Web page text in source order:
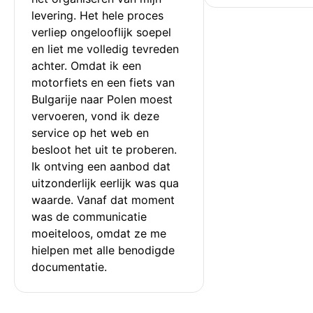
levering. Het hele proces
verliep ongelooflijk soepel
en liet me volledig tevreden
achter. Omdat ik een
motorfiets en een fiets van
Bulgarije naar Polen moest
vervoeren, vond ik deze
service op het web en
besloot het uit te proberen.
Ik ontving een aanbod dat
uitzonderlijk eerlijk was qua
waarde. Vanaf dat moment
was de communicatie
moeiteloos, omdat ze me
hielpen met alle benodigde
documentatie.